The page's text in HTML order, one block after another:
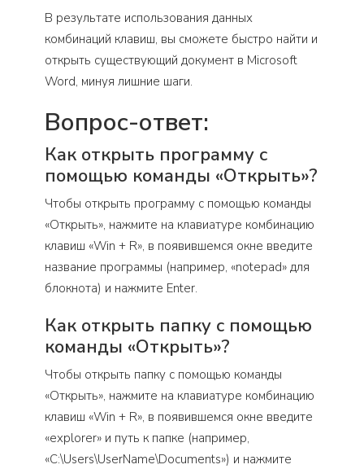
В результате использования данных
комбинаций клавиш, вы сможете быстро найти и
открыть существующий документ в Microsoft
Word, минуя лишние шаги.
Вопрос-ответ:
Как открыть программу с
помощью команды «Открыть»?
Чтобы открыть программу с помощью команды
«Открыть», нажмите на клавиатуре комбинацию
клавиш «Win + R», в появившемся окне введите
название программы (например, «notepad» для
блокнота) и нажмите Enter.
Как открыть папку с помощью
команды «Открыть»?
Чтобы открыть папку с помощью команды
«Открыть», нажмите на клавиатуре комбинацию
клавиш «Win + R», в появившемся окне введите
«explorer» и путь к папке (например,
«C:\Users\UserName\Documents») и нажмите